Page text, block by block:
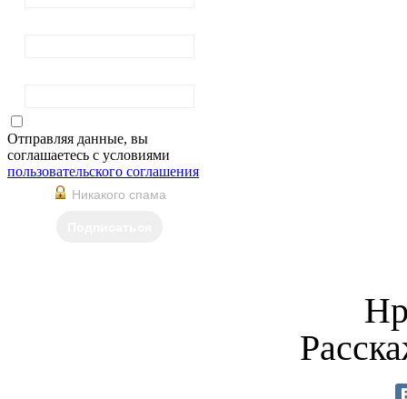
Отправляя данные, вы
соглашаетесь с условиями
пользовательского соглашения
Никакого спама